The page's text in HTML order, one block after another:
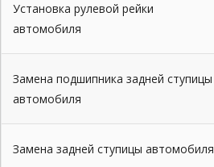
Установка рулевой рейки
автомобиля
Замена подшипника задней ступицы
автомобиля
Замена задней ступицы автомобиля